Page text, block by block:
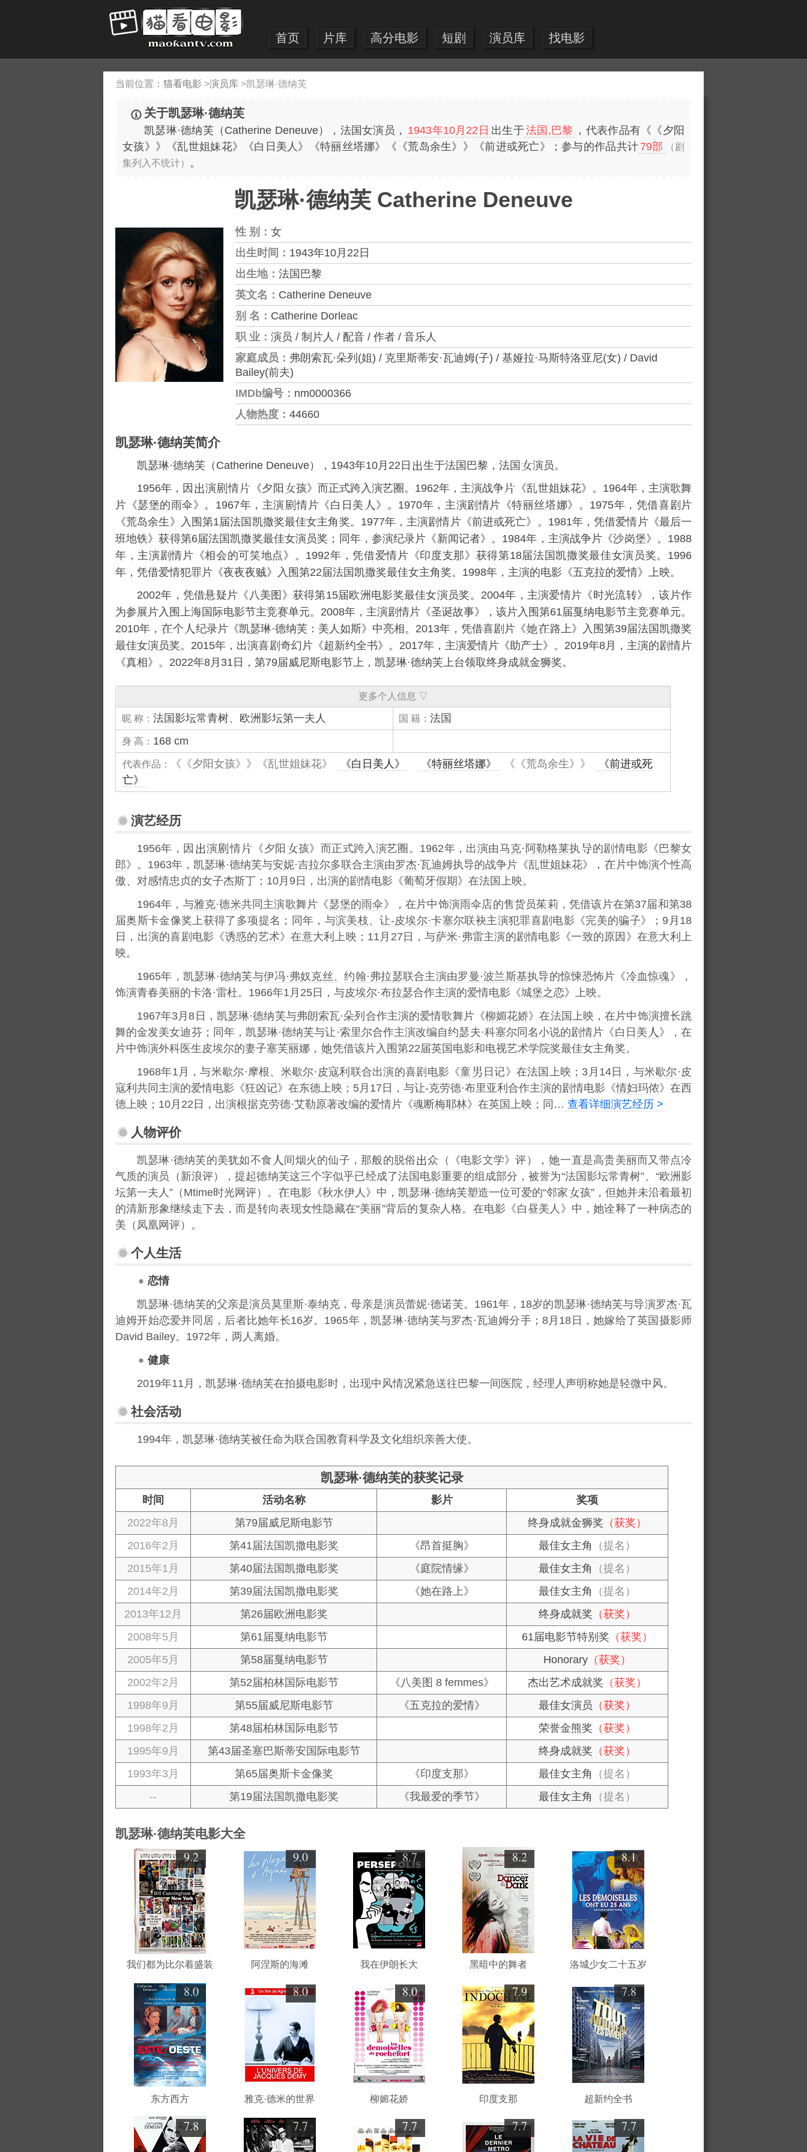
首页 片库 高分电影 短剧 演员库 找电影
当前位置： 猫看电影 >演员库 >凯瑟琳·德纳芙
关于凯瑟琳·德纳芙
凯瑟琳·德纳芙（Catherine Deneuve），法国女演员， 1943年10月22日 出生于法国,巴黎 ，代表作品有《《夕阳
女孩》》《乱世姐妹花》《白日美人》《特丽丝塔娜》《《荒岛余生》》《前进或死亡》；参与的作品共计 79部
（剧
集列入不统计） 。
凯瑟琳·德纳芙 Catherine Deneuve
性 别： 女
出生时间： 1943年10月22日
出生地： 法国巴黎
英文名： Catherine Deneuve
别 名： Catherine Dorleac
职 业： 演员 / 制片人 / 配音 / 作者 / 音乐人
家庭成员： 弗朗索瓦·朵列(姐) / 克里斯蒂安·瓦迪姆(子) / 基娅拉·马斯特洛亚尼(女) / David
Bailey(前夫)
IMDb编号： nm0000366
人物热度： 44660
凯瑟琳·德纳芙简介
凯瑟琳·德纳芙（Catherine Deneuve），1943年10月22日 生于法国巴黎，法国
演员。
1956年，因
演 情 《夕阳 孩》而正式跨入演艺圈。1962年，主演战争 《乱世姐妹花》。1964年，主演歌舞
片《瑟堡的雨伞 》。1967年，主演 情片《白日美 》。1970年，主演剧情片《特丽丝塔娜》。1975年，凭借喜剧片
《荒岛余生》入围第1届法国凯撒奖最佳女主角奖。1977年，主演剧情片《前进或死亡》。1981年，凭借爱情片《最后一
班地铁》获得第6届法国凯撒奖最佳女演员奖；同年，参演纪录片《新闻记者》。1984年，主演战争片《沙岗堡》。1988
年，主演剧情片《相会的可笑地点 》。1992年，凭借爱情片《印度支那 》获得第18届法国凯撒奖最佳女演员奖。1996
年，凭借爱情犯罪片《夜夜夜贼》入围第22届法国凯撒奖最佳女主角奖。1998年，主演的电影《五克拉的爱情》上映。
2002年，凭借悬疑片《 八美图 》获得第15届欧洲电影奖最佳女演员奖。2004年，主演爱情片《时光流转》，该片作
为参展片入围上海国际电影节主竞赛单元。2008年，主演剧情片《圣诞故事》，该片入围第61届戛纳电影节主竞赛单元。
2010年，
个 纪录片《凯瑟琳·德纳芙：美人如斯》中亮相。2013年，凭借喜剧片《 路上》入围第39届法国凯撒奖
最佳女演员奖。2015年，出演喜剧奇幻片《超新约全书》。2017年，主演爱情片《助产士》。2019年8月，主演的剧情片
《真相 》。2022年8月31日，第79届威尼斯电影节上，凯瑟琳·德纳芙上台领取终身成就金狮奖。
更多个人信息 ▽
昵 称： 法国影坛常青树、欧洲影坛第一夫人 国 籍：法国
身 高： 168 cm
代表作品： 《《夕阳女孩》》《乱世姐妹花》 《白日美人》 《特丽丝塔娜》 《《荒岛余生》》
《前进或死
亡》
演艺经历
1956年，因 演 情 《夕阳 孩》而正式跨入演艺圈。1962年，出演由马克·阿勒格莱执 的剧情电影《 巴黎女
郎》。1963年，凯瑟琳·德纳芙与安妮·吉拉尔多联合主演由罗杰·瓦迪姆执导的战争片《乱世姐妹花》，
片中饰演个性高
傲、对感情忠贞的女子杰斯丁；10月9日，出演的剧情电影《葡萄牙假期 》在法国上映。
1964年，与雅克·德米共同主演歌舞片《瑟堡的雨伞 》，在片中饰演雨伞店的售货员茱莉，凭借该片在第37届和第38
届奥斯卡金像奖上获得了多项提名；同年，与滨美枝、让-皮埃尔·卡塞尔联袂主演犯罪喜剧电影《完美的骗子》；9月18
日，出演的喜剧电影《诱惑的艺术》在意大利上映；11月27日，与萨米·弗雷主演的剧情电影《一致的原因》在意大利上
映。
1965年，凯瑟琳·德纳芙与伊冯·弗奴克丝、约翰·弗拉瑟联合主演由罗曼·波兰斯基执导的惊悚恐怖片《冷血惊魂》，
饰演青春美丽的卡洛·雷杜。1966年1月25日，与皮埃尔·布拉瑟合作主演的爱情电影《城堡之恋》上映。
1967年3月8日，凯瑟琳·德纳芙与弗朗索瓦·朵列合作主演的爱情歌舞片《柳媚花娇》在法国上映，在片中饰演擅长跳
舞的金发美女迪芬；同年，凯瑟琳·德纳芙与让·索里尔合作主演改编自约瑟夫·科塞尔同名小说的剧情片《白日美
》，在
片中饰演外科医生皮埃尔的妻子塞芙丽娜，
凭借该片入围第22届英国电影和电视艺术学院奖最佳女主角奖。
1968年1月，与米歇尔·摩根、 米歇尔·皮寇利 联合出演的喜剧电影《童 日记 》在法国上映；3月14日，与米歇尔·皮
寇利 共同主演的爱情电影《狂凶记》在东德上映；5月17日，与让-克劳德·布里亚利合作主演的剧情电影《情妇玛侬》在西
德上映；10月22日，出演根据克劳德·艾勒原著改编的爱情片《魂断梅耶林》在英国上映；同… 查看详细演艺经历 >
人物评价
凯瑟琳·德纳芙的美犹如不食 间烟火的仙子，那般的脱俗 众（《电影文学》评），
一直是高贵美丽而又带点冷
气质的演员（新浪评），提起德纳芙这三个字似乎已经成了法国电影重要的组成部分，被誉为“法国影坛常青树”、“欧洲影
坛第一夫人”（Mtime时光网评）。
电影《秋水伊人》中，凯瑟琳·德纳芙塑造一位可爱的“邻家
孩”，但她并未沿着最初
的清新形象继续走下去，而是转向表现女性隐藏在“美丽”背后的复杂人格。在电影《白昼美人》中，她诠释了一种病态的
美（凤凰网评）。
个人生活
恋情
凯瑟琳·德纳芙的父亲是演员莫里斯·泰纳克 ，母亲是演员蕾妮·德诺芙。1961年，18岁的凯瑟琳·德纳芙与导演罗杰·瓦
迪姆开始恋爱并同居，后者比她年长16岁。1965年，凯瑟琳·德纳芙与罗杰·瓦迪姆分手；8月18日，她嫁给了英国摄影师
David Bailey。1972年，两人离婚。
健康
2019年11月，凯瑟琳·德纳芙在拍摄电影时，出现中风情况紧急送往巴黎一间医院，经理人声明称她是轻微中风。
社会活动
1994年，凯瑟琳·德纳芙被任命为联合国教育科学及文化组织亲善大使。
凯瑟琳·德纳芙的获奖记录
时间 活动名称 影片
奖项
2022年8月
第79届威尼斯电影节 终身成就金狮奖 （获奖）
2016年2月
第41届法国凯撒电影奖 《昂首挺胸》 最佳女主角
（提名）
2015年1月
第40届法国凯撒电影奖 《庭院情缘》 最佳女主角
（提名）
2014年2月
第39届法国凯撒电影奖 《她在路上》 最佳女主角
（提名）
2013年12月
第26届欧洲电影奖 终身成就奖 （获奖）
2008年5月
第61届戛纳电影节 61届电影节特别奖 （获奖）
2005年5月
第58届戛纳电影节 Honorary （获奖）
2002年2月
第52届柏林国际电影节 《八美图 8 femmes》 杰出艺术成就奖 （获奖）
1998年9月
第55届威尼斯电影节 《五克拉的爱情》 最佳女演员 （获奖）
1998年2月
第48届柏林国际电影节 荣誉金熊奖 （获奖）
1995年9月
第43届圣塞巴斯蒂安国际电影节 终身成就奖 （获奖）
1993年3月
第65届奥斯卡金像奖 《印度支那》 最佳女主角
（提名）
--
第19届法国凯撒电影奖 《我最爱的季节》 最佳女主角 （提名）
凯瑟琳·德纳芙电影大全
9.2
我们都为比尔着盛装
9.0
阿涅斯的海滩
8.7
我在伊朗长大
8.2
黑暗中的舞者
8.1
洛城少女二十五岁
8.0
东方西方
8.0
雅克·德米的世界
8.0
柳媚花娇
7.9
印度支那
7.8
超新约全书
7.8 7.7 7.7 7.7 7.7